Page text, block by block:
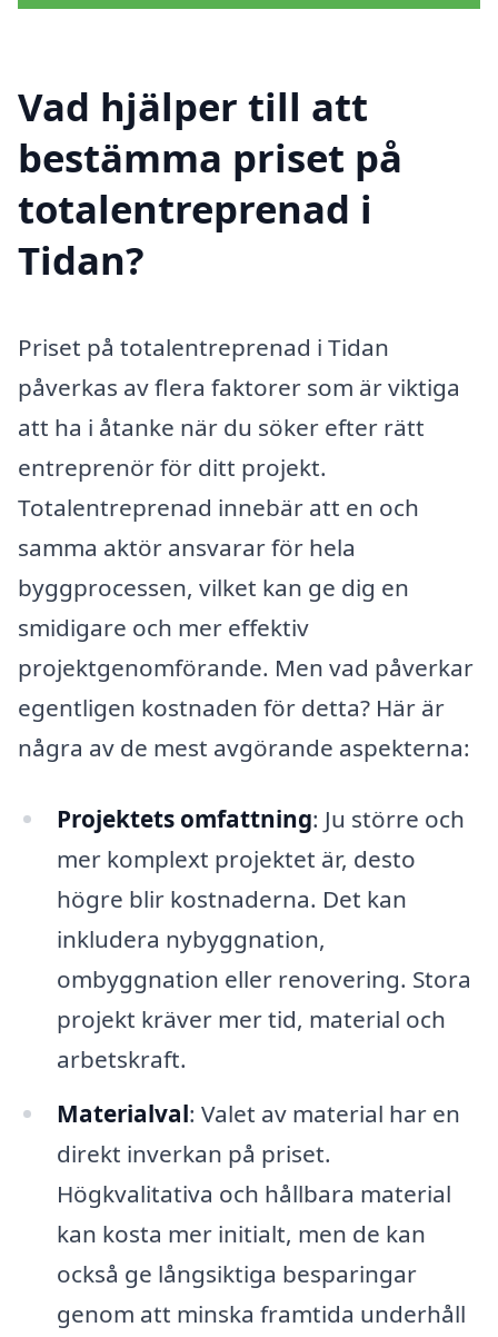
Vad hjälper till att
bestämma priset på
totalentreprenad i
Tidan?
Priset på totalentreprenad i Tidan
påverkas av flera faktorer som är viktiga
att ha i åtanke när du söker efter rätt
entreprenör för ditt projekt.
Totalentreprenad innebär att en och
samma aktör ansvarar för hela
byggprocessen, vilket kan ge dig en
smidigare och mer effektiv
projektgenomförande. Men vad påverkar
egentligen kostnaden för detta? Här är
några av de mest avgörande aspekterna:
Projektets omfattning: Ju större och
mer komplext projektet är, desto
högre blir kostnaderna. Det kan
inkludera nybyggnation,
ombyggnation eller renovering. Stora
projekt kräver mer tid, material och
arbetskraft.
Materialval: Valet av material har en
direkt inverkan på priset.
Högkvalitativa och hållbara material
kan kosta mer initialt, men de kan
också ge långsiktiga besparingar
genom att minska framtida underhåll